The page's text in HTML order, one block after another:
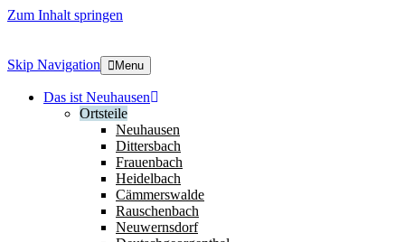
Zum Inhalt springen
Skip Navigation Menu
Das ist Neuhausen
Ortsteile
Neuhausen
Dittersbach
Frauenbach
Heidelbach
Cämmerswalde
Rauschenbach
Neuwernsdorf